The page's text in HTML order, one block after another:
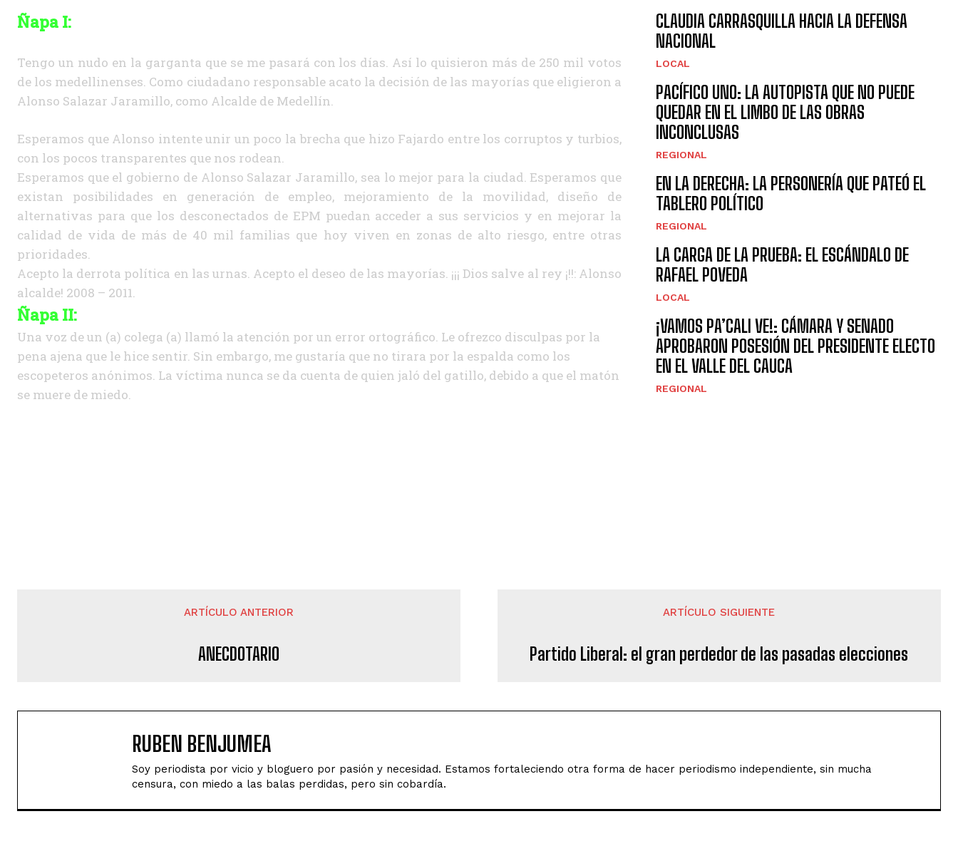
Ñapa I:
Tengo un nudo en la garganta que se me pasará con los días. Así lo quisieron más de 250 mil votos
de los medellinenses. Como ciudadano responsable acato la decisión de las mayorías que eligieron a
Alonso Salazar Jaramillo, como Alcalde de Medellín.
Esperamos que Alonso intente unir un poco la brecha que hizo Fajardo entre los corruptos y turbios,
con los pocos transparentes que nos rodean.
Esperamos que el gobierno de Alonso Salazar Jaramillo, sea lo mejor para la ciudad. Esperamos que
existan posibilidades en generación de empleo, mejoramiento de la movilidad, diseño de
alternativas para que los desconectados de EPM puedan acceder a sus servicios y en mejorar la
calidad de vida de más de 40 mil familias que hoy viven en zonas de alto riesgo, entre otras
prioridades.
Acepto la derrota política en las urnas. Acepto el deseo de las mayorías. ¡¡¡ Dios salve al rey ¡!!: Alonso
alcalde! 2008 – 2011.
Ñapa II:
Una voz de un (a) colega (a) llamó la atención por un error ortográfico. Le ofrezco disculpas por la
pena ajena que le hice sentir. Sin embargo, me gustaría que no tirara por la espalda como los
escopeteros anónimos. La víctima nunca se da cuenta de quien jaló del gatillo, debido a que el matón
se muere de miedo.
CLAUDIA CARRASQUILLA HACIA LA DEFENSA
NACIONAL
LOCAL
PACÍFICO UNO: LA AUTOPISTA QUE NO PUEDE
QUEDAR EN EL LIMBO DE LAS OBRAS
INCONCLUSAS
REGIONAL
EN LA DERECHA: LA PERSONERÍA QUE PATEÓ EL
TABLERO POLÍTICO
REGIONAL
LA CARGA DE LA PRUEBA: EL ESCÁNDALO DE
RAFAEL POVEDA
LOCAL
¡VAMOS PA’CALI VE!: CÁMARA Y SENADO
APROBARON POSESIÓN DEL PRESIDENTE ELECTO
EN EL VALLE DEL CAUCA
REGIONAL
ARTÍCULO ANTERIOR
ANECDOTARIO
ARTÍCULO SIGUIENTE
Partido Liberal: el gran perdedor de las pasadas elecciones
RUBEN BENJUMEA
Soy periodista por vicio y bloguero por pasión y necesidad. Estamos fortaleciendo otra forma de hacer periodismo independiente, sin mucha
censura, con miedo a las balas perdidas, pero sin cobardía.